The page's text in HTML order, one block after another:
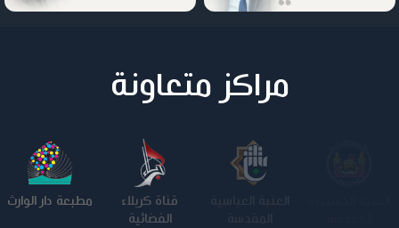
مراكز متعاونة
قناة كربلاء
الفضائية
مطبعة دار الوارث